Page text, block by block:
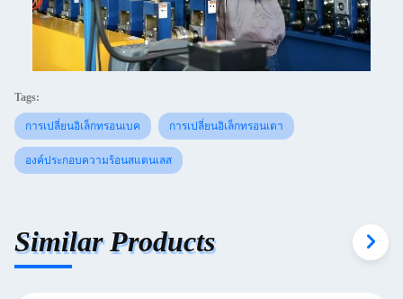
Tags:
การเปลี่ยนอิเล็กทรอนเบค การเปลี่ยนอิเล็กทรอนเตา
องค์ประกอบความร้อนสแตนเลส
Similar Products